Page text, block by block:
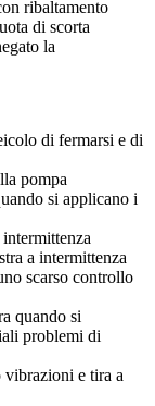
ribaltamento
di scorta
la
di fermarsi e di
pompa
si applicano i
a intermittenza
scarso controllo
quando si
problemi di
vibrazioni e tira a